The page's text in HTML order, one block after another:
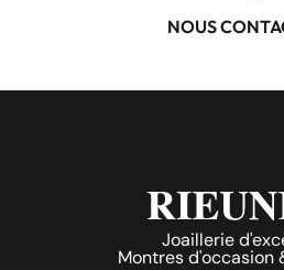
NOUS
Joaillerie
Montres d'occasion